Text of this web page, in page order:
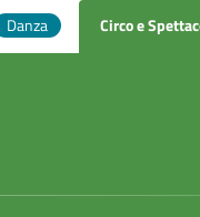
Danza Circo e